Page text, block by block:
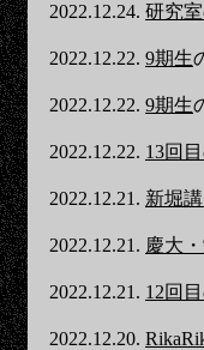
2022.12.24. 研究
2022.12.22. 9期生
2022.12.22. 9期生
2022.12.22. 13回
2022.12.21. 新堀
2022.12.21. 慶大
2022.12.21. 12回
2022.12.20.